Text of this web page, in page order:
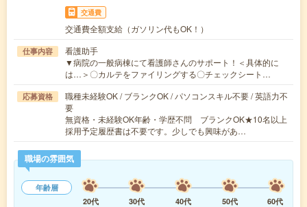
交通費
交通費全額支給（ガソリン代もOK！）
仕事内容
看護助手
▼病院の一般病棟にて看護師さんのサポート！＜具体的に
は…＞〇カルテをファイリングする〇チェックシート…
応募資格
職種未経験OK / ブランクOK / パソコンスキル不要 / 英語力不
要
無資格・未経験OK年齢・学歴不問 ブランクOK★10名以上
採用予定履歴書は不要です。少しでも興味があ…
職場の雰囲気
年齢層
20代
30代 40代 50代
60代